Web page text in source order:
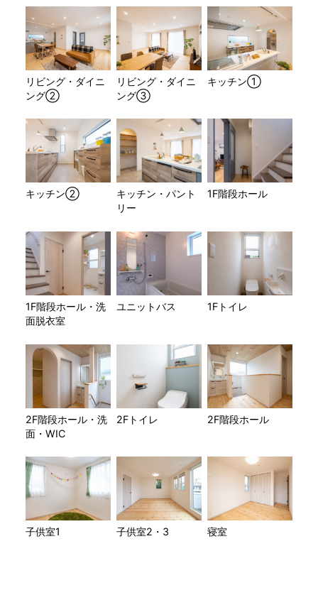
リビング・ダイニ
ング②
リビング・ダイニ
ング③
キッチン①
キッチン②
キッチン・パント
リー
1F階段ホール
1F階段ホール・洗
面脱衣室
ユニットバス 1Fトイレ
2F階段ホール・洗
面・WIC
2Fトイレ 2F階段ホール
子供室1 子供室2・3 寝室